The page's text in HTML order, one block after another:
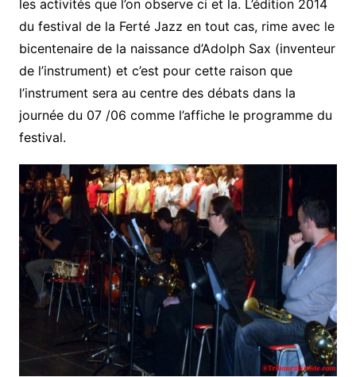
les activités que l’on observe ci et la. L’édition 2014
du festival de la Ferté Jazz en tout cas, rime avec le
bicentenaire de la naissance d’Adolph Sax (inventeur
de l’instrument) et c’est pour cette raison que
l’instrument sera au centre des débats dans la
journée du 07 /06 comme l’affiche le programme du
festival.